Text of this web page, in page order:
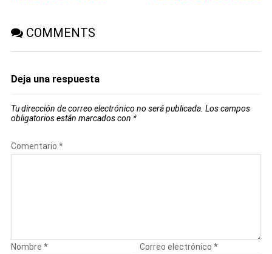
COMMENTS
Deja una respuesta
Tu dirección de correo electrónico no será publicada. Los campos
obligatorios están marcados con *
Comentario *
Nombre * Correo electrónico*